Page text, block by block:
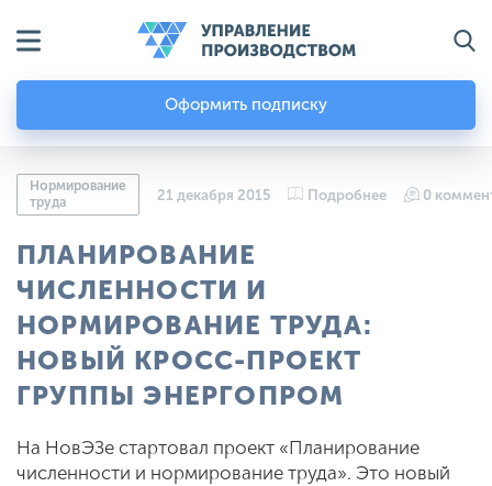
Оформить подписку
Нормирование
труда
21 декабря 2015 Подробнее 0
ПЛАНИРОВАНИЕ
ЧИСЛЕННОСТИ И
НОРМИРОВАНИЕ ТРУДА:
НОВЫЙ КРОСС-ПРОЕКТ
ГРУППЫ ЭНЕРГОПРОМ
На НовЭЗе стартовал проект «Планирование
численности и нормирование труда». Это новый